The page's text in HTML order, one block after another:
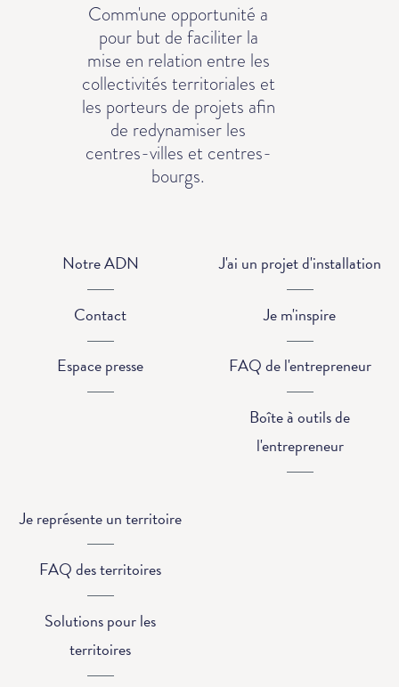
Comm'une opportunité a
pour but de faciliter la
mise en relation entre les
collectivités territoriales et
les porteurs de projets afin
de redynamiser les
centres-villes et centres-
bourgs.
Notre ADN
Contact
Espace presse
J'ai un projet d'installation
Je m'inspire
FAQ de l'entrepreneur
Boîte à outils de
l'entrepreneur
Je représente un territoire
FAQ des territoires
Solutions pour les
territoires